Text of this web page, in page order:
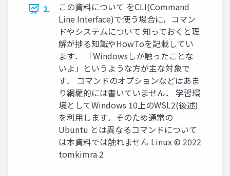
2.
この資料について をCLI(Command
Line Interface)で使う場合に，コマン
ドやシステムについて 知っておくと理
解が捗る知識やHowToを記載してい
ます． 「Windowsしか触ったことな
いよ」というような方が主な対象で
す． コマンドのオプションなどはあま
り網羅的には書いていません． 学習環
境としてWindows 10上のWSL2(後述)
を利用します．そのため通常の
Ubuntu とは異なるコマンドについて
は本資料では触れません Linux ©︎ 2022
tomkimra 2